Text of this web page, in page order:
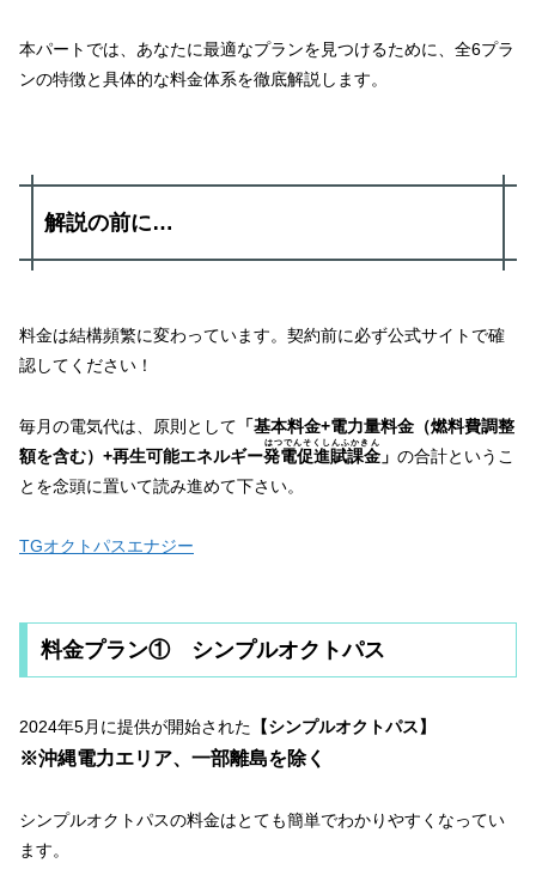
本パートでは、あなたに最適なプランを見つけるために、全6プラ
ンの特徴と具体的な料金体系を徹底解説します。
解説の前に…
料金は結構頻繁に変わっています。契約前に必ず公式サイトで確
認してください！
毎月の電気代は、原則として 「基本料金+電力量料金（燃料費調整
額を含む）+再生可能エネルギー発電促進賦課金
はつでんそくしんふかきん
」 の合計というこ
とを念頭に置いて読み進めて下さい。
TGオクトパスエナジー
料金プラン① シンプルオクトパス
2024年5月に提供が開始された 【シンプルオクトパス】
※沖縄電力エリア、一部離島を除く
シンプルオクトパスの料金はとても簡単でわかりやすくなってい
ます。